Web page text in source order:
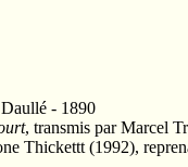
- 1890
, transmis par Marcel
Thickettt (1992),